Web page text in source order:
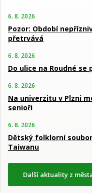
6. 8. 2026
Pozor: Období
přetrvává
6. 8. 2026
Do ulice na Roudné
6. 8. 2026
Na univerzitu v Plzni
senioři
6. 8. 2026
Dětský folklorní
Taiwanu
Další aktuality z